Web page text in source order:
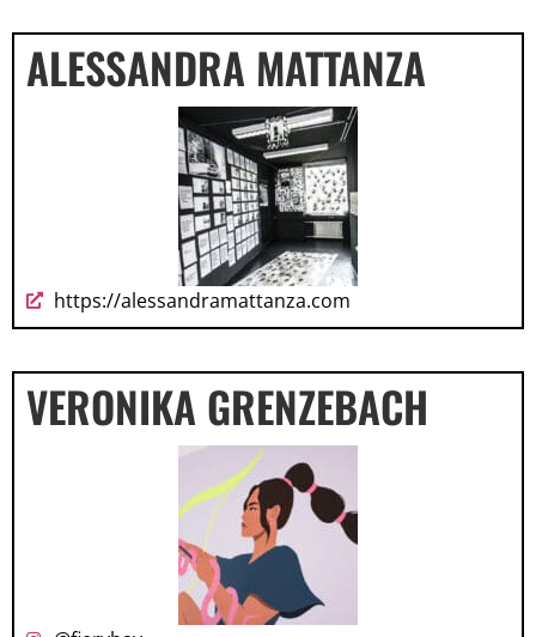
ALESSANDRA MATTANZA
https://alessandramattanza.com
VERONIKA GRENZEBACH